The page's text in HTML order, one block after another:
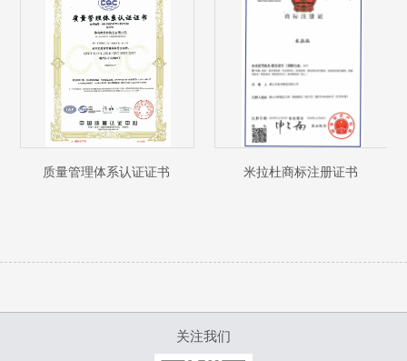
质量管理体系认证证书 米拉杜商标注册证书
关注我们